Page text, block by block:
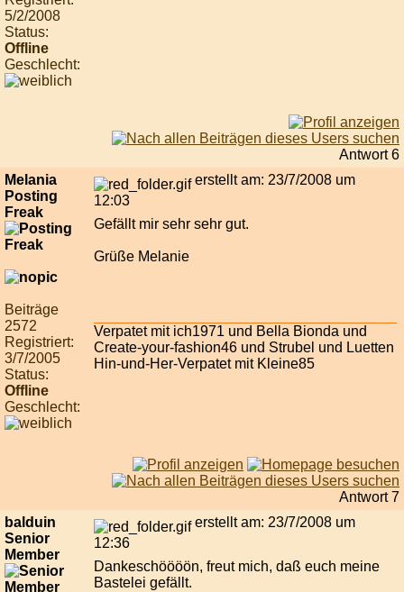
5/2/2008
Status:
Offline
Geschlecht:
Antwort 6
Melania
Posting
Freak
Beiträge
2572
Registriert:
3/7/2005
Status:
Offline
Geschlecht:
erstellt am: 23/7/2008 um
12:03
Gefällt mir sehr sehr gut.
Grüße Melanie
Verpatet mit ich1971 und Bella Bionda und
Create-your-fashion46 und Strubel und Luetten
Hin-und-Her-Verpatet mit Kleine85
Antwort 7
balduin
Senior
Member
erstellt am: 23/7/2008 um
12:36
Dankeschöööön, freut mich, daß euch meine
Bastelei gefällt.